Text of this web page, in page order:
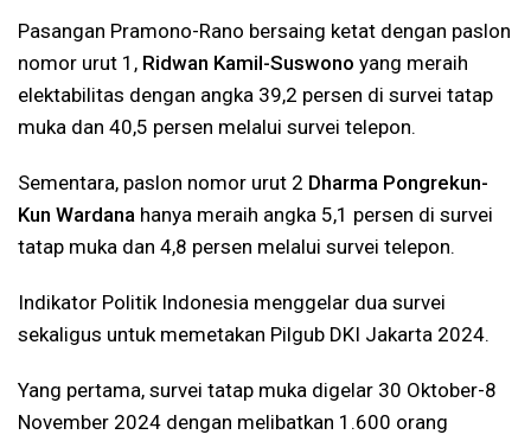
Pasangan Pramono-Rano bersaing ketat dengan paslon
nomor urut 1, Ridwan Kamil-Suswono yang meraih
elektabilitas dengan angka 39,2 persen di survei tatap
muka dan 40,5 persen melalui survei telepon.
Sementara, paslon nomor urut 2 Dharma Pongrekun-
Kun Wardana hanya meraih angka 5,1 persen di survei
tatap muka dan 4,8 persen melalui survei telepon.
Indikator Politik Indonesia menggelar dua survei
sekaligus untuk memetakan Pilgub DKI Jakarta 2024.
Yang pertama, survei tatap muka digelar 30 Oktober-8
November 2024 dengan melibatkan 1.600 orang